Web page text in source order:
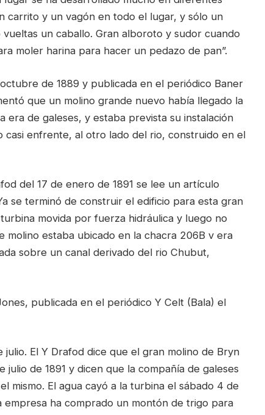
carrito y un vagón en todo el lugar, y sólo un
un caballo. Gran alboroto y sudor cuando
moler harina para hacer un pedazo de pan”.
de 1889 y publicada en el periódico Baner
que un molino grande nuevo había llegado la
era de galeses, y estaba prevista su instalación
casi enfrente, al otro lado del rio, construido en el
del 17 de enero de 1891 se lee un artículo
se terminó de construir el edificio para esta gran
movida por fuerza hidráulica y luego no
molino estaba ubicado en la chacra 206B v era
sobre un canal derivado del rio Chubut,
publicada en el periódico Y Celt (Bala) el
julio. El Y Drafod dice que el gran molino de Bryn
de 1891 y dicen que la compañía de galeses
mismo. El agua cayó a la turbina el sábado 4 de
empresa ha comprado un montón de trigo para